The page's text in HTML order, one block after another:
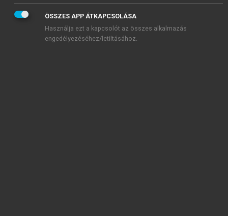
ÖSSZES APP ÁTKAPCSOLÁSA
Használja ezt a kapcsolót az összes alkalmazás
engedélyezéséhez/letiltásához.